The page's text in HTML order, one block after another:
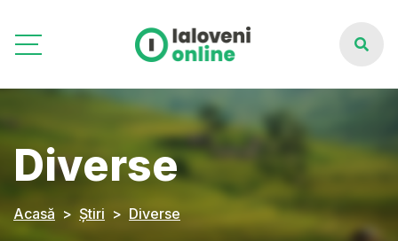
Diverse
Acasă Știri Diverse